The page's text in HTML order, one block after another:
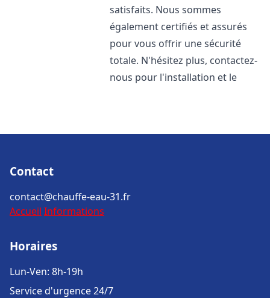
satisfaits. Nous sommes
également certifiés et assurés
pour vous offrir une sécurité
totale. N'hésitez plus, contactez-
nous pour l'installation et le
Contact
contact@chauffe-eau-31.fr
Accueil Informations
Horaires
Lun-Ven: 8h-19h
Service d'urgence 24/7